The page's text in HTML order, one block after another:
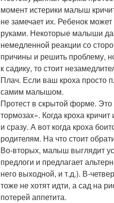
момент истерики малыш
не замечает их. Ребенок
руками. Некоторые малыши
немедленной реакции со
причины и решить проблему,
к садику, то стоит
Плач. Если ваш кроха просто
самим малышом.
Протест в скрытой форме. Это
тормозах». Когда кроха
и сразу. А вот когда кроха
родителям. На что стоит
Во-вторых, малыш выглядит
предлоги и предлагает
него выходной, и т.д.). В-
тоже не хотят идти, а сад на
потерей аппетита.